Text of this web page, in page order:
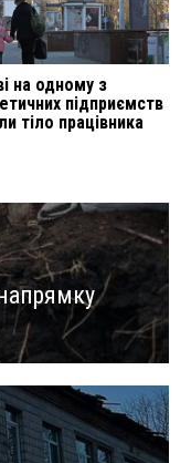
на одному з
підприємств
тіло працівника